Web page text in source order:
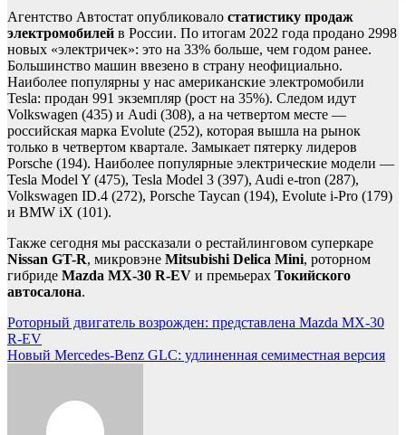
Агентство Автостат опубликовало статистику продаж
электромобилей в России. По итогам 2022 года продано 2998
новых «электричек»: это на 33% больше, чем годом ранее.
Большинство машин ввезено в страну неофициально.
Наиболее популярны у нас американские электромобили
Tesla: продан 991 экземпляр (рост на 35%). Следом идут
Volkswagen (435) и Audi (308), а на четвертом месте —
российская марка Evolute (252), которая вышла на рынок
только в четвертом квартале. Замыкает пятерку лидеров
Porsche (194). Наиболее популярные электрические модели —
Tesla Model Y (475), Tesla Model 3 (397), Audi e-tron (287),
Volkswagen ID.4 (272), Porsche Taycan (194), Evolute i-Pro (179)
и BMW iX (101).
Также сегодня мы рассказали о рестайлинговом суперкаре
Nissan GT-R, микровэне Mitsubishi Delica Mini, роторном
гибриде Mazda MX-30 R-EV и премьерах Токийского
автосалона.
Навигация
по
Роторный двигатель возрожден: представлена Mazda MX-30
R-EV
Новый Mercedes-Benz GLC: удлиненная семиместная версия